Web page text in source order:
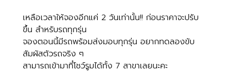
เหลือเวลาให้จองอีกแค่ 2 วันเท่านั้น!! ก่อนราคาจะปรับ
ขึ้น สำหรับรถทุกรุ่น
จองตอนนี้มีรถพร้อมส่งมอบทุกรุ่น อยากทดลองขับ
สัมผัสตัวรถจริง ๆ
สามารถเข้ามาที๋โชว์รูมได้ทั้ง 7 สาขาเลยนะคะ